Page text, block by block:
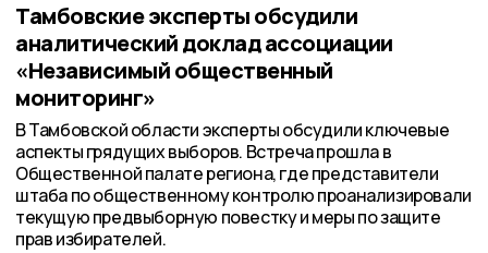
Тамбовские эксперты обсудили
аналитический доклад ассоциации
«Независимый общественный
мониторинг»
В Тамбовской области эксперты обсудили ключевые
аспекты грядущих выборов. Встреча прошла в
Общественной палате региона, где представители
штаба по общественному контролю проанализировали
текущую предвыборную повестку и меры по защите
прав избирателей.